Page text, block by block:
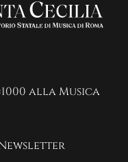
alla Musica